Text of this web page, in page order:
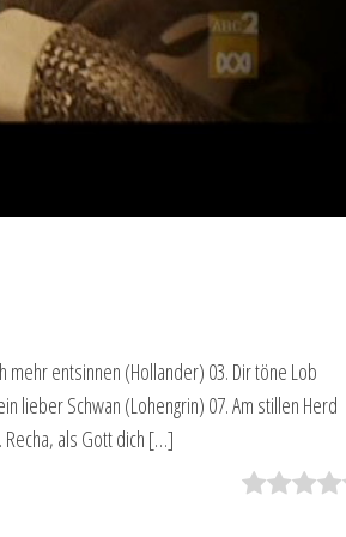
mehr entsinnen (Hollander) 03. Dir töne Lob
lieber Schwan (Lohengrin) 07. Am stillen Herd
als Gott dich […]